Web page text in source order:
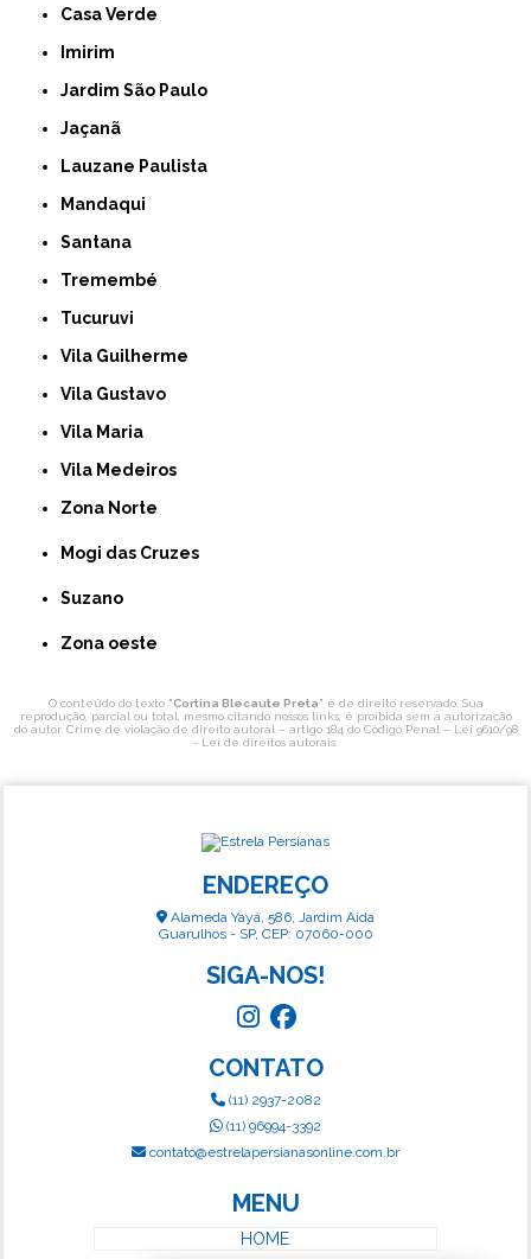
Casa Verde
Imirim
Jardim São Paulo
Jaçanã
Lauzane Paulista
Mandaqui
Santana
Tremembé
Tucuruvi
Vila Guilherme
Vila Gustavo
Vila Maria
Vila Medeiros
Zona Norte
Mogi das Cruzes
Suzano
Zona oeste
O conteúdo do texto "Cortina Blecaute Preta" é de direito reservado. Sua
reprodução, parcial ou total, mesmo citando nossos links, é proibida sem a autorização
do autor. Crime de violação de direito autoral – artigo 184 do Código Penal – Lei 9610/98
- Lei de direitos autorais.
ENDEREÇO
Alameda Yayá, 586, Jardim Aida
Guarulhos - SP, CEP: 07060-000
SIGA-NOS!
CONTATO
(11) 2937-2082
(11) 96994-3392
contato@estrelapersianasonline.com.br
MENU
HOME